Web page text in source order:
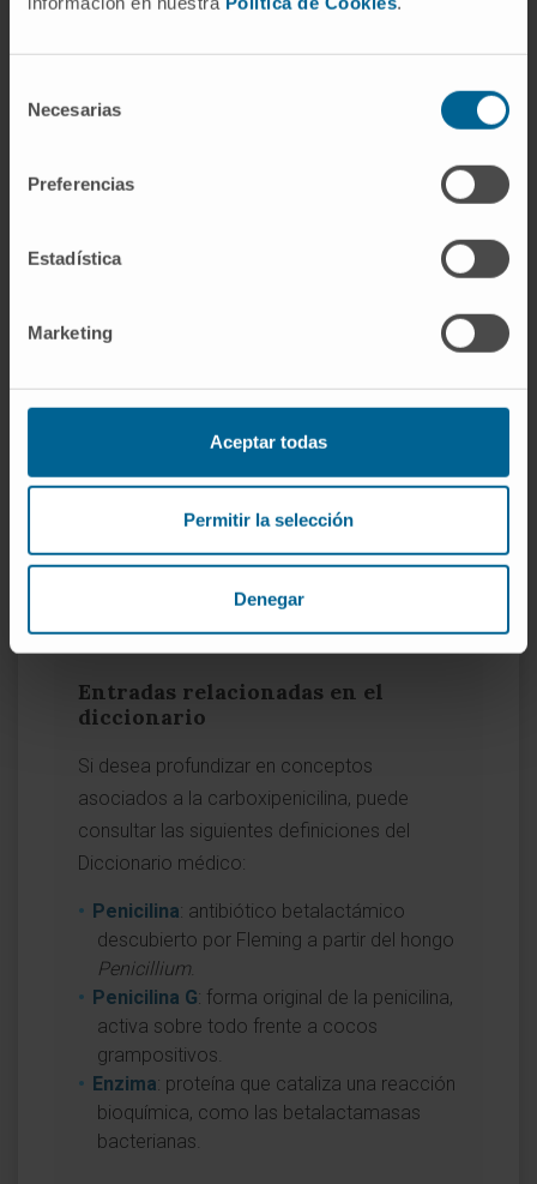
Necesarias
Preferencias
Estadística
Marketing
Aceptar todas
Permitir la selección
Denegar
la piperazina. Esta diferencia química confiere
a las ureidopenicilinas mayor actividad frente
aPseudomonas
buena medida a la ticarcilina.
UU.
Merck & Co.Penicilinas. Manual MSD,
Real Academia Nacional de Medicina de
España.Penicilina. Diccionario de
Términos Médicos. RANM.
Fundación Mayo para la Educación y la
. Mayo Clinic.
Entradas relacionadas en el
diccionario
Si desea profundizar en conceptos
asociados a la carboxipenicilina, puede
consultar las siguientes definiciones del
Diccionario médico:
Penicilina: antibiótico betalactámico
descubierto por Fleming a partir del hongo
Penicillium.
Penicilina G: forma original de la penicilina,
activa sobre todo frente a cocos
grampositivos.
Enzima: proteína que cataliza una reacción
bioquímica, como las betalactamasas
bacterianas.